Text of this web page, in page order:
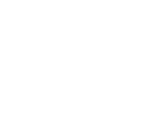
estará incluida en el próximo